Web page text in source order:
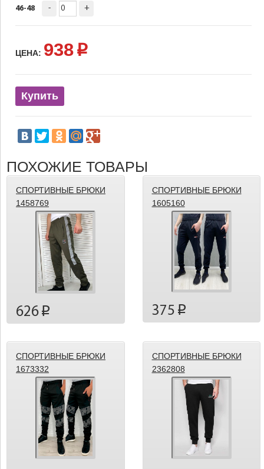
46-48 - +
ЦЕНА: 938 p
Купить
ПОХОЖИЕ ТОВАРЫ
СПОРТИВНЫЕ БРЮКИ
1458769
626 p
СПОРТИВНЫЕ БРЮКИ
1605160
375 p
СПОРТИВНЫЕ БРЮКИ
1673332
СПОРТИВНЫЕ БРЮКИ
2362808